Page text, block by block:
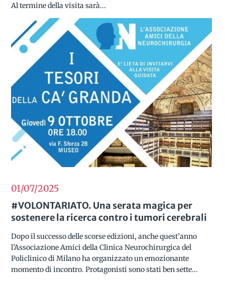
Al termine della visita sarà...
01/072025
#VOLONTARIATO. Una serata magica per
sostenere la ricerca contro i tumori cerebrali
Dopo il successo delle scorse edizioni, anche quest’anno
l’Associazione Amici della Clinica Neurochirurgica del
Policlinico di Milano ha organizzato un emozionante
momento di incontro. Protagonisti sono stati ben sette...